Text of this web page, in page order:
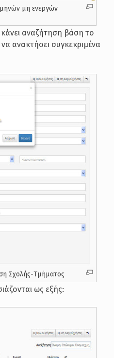
μη ενεργών
κάνει αναζήτηση βάση το
ανακτήσει συγκεκριμένα
Σχολής-Τμήματος
ως εξής: